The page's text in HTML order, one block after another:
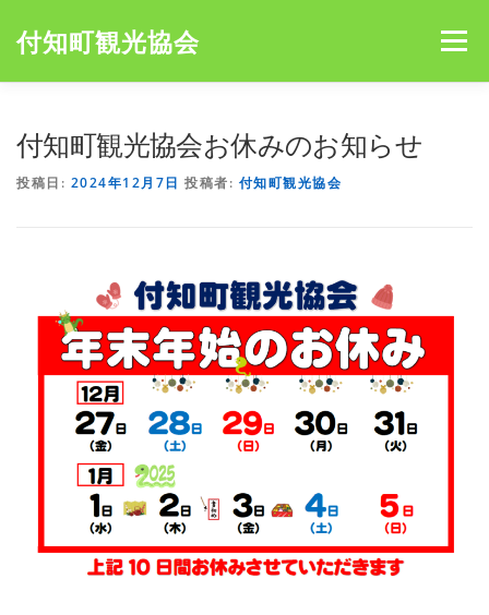
付知町観光協会 メニュー
付知町観光協会お休みのお知らせ
投稿日: 2024年12月7日 投稿者: 付知町観光協会